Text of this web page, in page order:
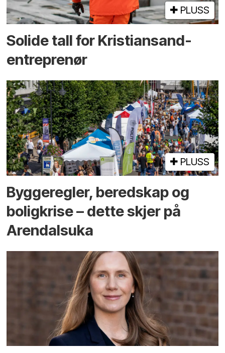
PLUSS
Solide tall for Kristiansand-
entreprenør
PLUSS
Bygge­regler, beredskap og
bolig­krise – dette skjer på
Arendals­uka